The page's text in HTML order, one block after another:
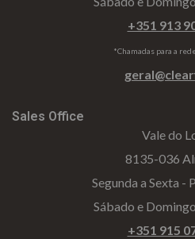
+351 913
*Chamadas para a
Sales Office
Vale do
8135-036
Segunda a Sexta -
Sábado e
+351 915